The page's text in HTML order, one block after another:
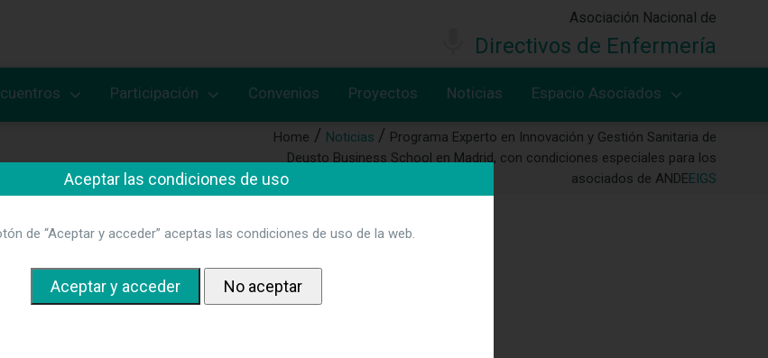
Asociación Nacional de
Directivos de Enfermería
Participación Convenios Proyectos Noticias Espacio Asociados
Home Noticias
Programa Experto en Innovación y Gestión Sanitaria de
Deusto Business School en Madrid, con condiciones especiales para los
asociados de ANDEEIGS
Aceptar las condiciones de uso
de “Aceptar y acceder” aceptas las condiciones de uso de la web.